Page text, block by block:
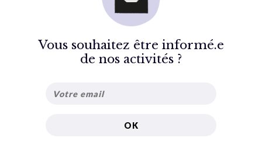
Vous souhaitez être informé.e
de nos activités ?